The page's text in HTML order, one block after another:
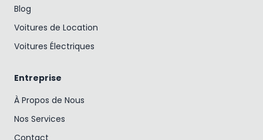
Blog
Voitures de Location
Voitures Électriques
Entreprise
À Propos de Nous
Nos Services